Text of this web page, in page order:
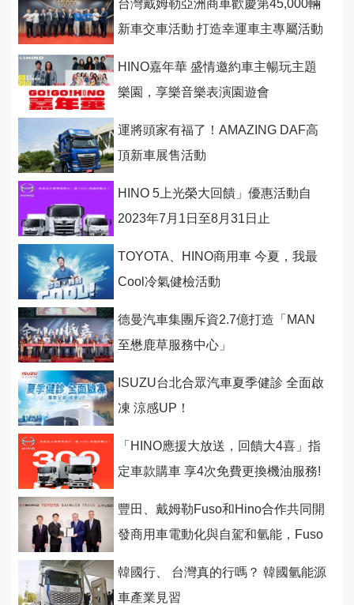
台灣戴姆勒亞洲商車歡慶第45,000輛
新車交車活動 打造幸運車主專屬活動
HINO嘉年華 盛情邀約車主暢玩主題
樂園，享樂音樂表演園遊會
運將頭家有福了！AMAZING DAF高
頂新車展售活動
HINO 5上光榮大回饋」優惠活動自
2023年7月1日至8月31日止
TOYOTA、HINO商用車 今夏，我最
Cool冷氣健檢活動
德曼汽車集團斥資2.7億打造「MAN
至懋鹿草服務中心」
ISUZU台北合眾汽車夏季健診 全面啟
凍 涼感UP！
「HINO應援大放送，回饋大4喜」指
定車款購車 享4次免費更換機油服務!
豐田、戴姆勒Fuso和Hino合作共同開
發商用車電動化與自駕和氫能，Fuso
韓國行、 台灣真的行嗎？ 韓國氫能源
車產業見習